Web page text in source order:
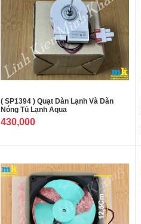
( SP1394 ) Quạt Dàn Lạnh Và Dàn
Nóng Tủ Lạnh Aqua
430,000